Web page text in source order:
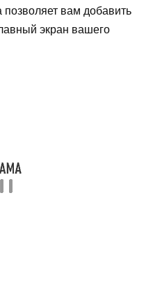
позволяет вам добавить
экран вашего